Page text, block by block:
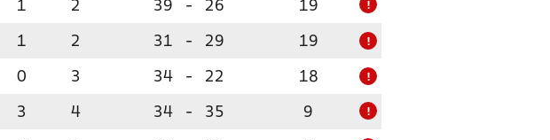
1 2 39 - 26 19 !
1 2 31 - 29 19 !
0 3 34 - 22 18 !
3 4 34 - 35 9 !